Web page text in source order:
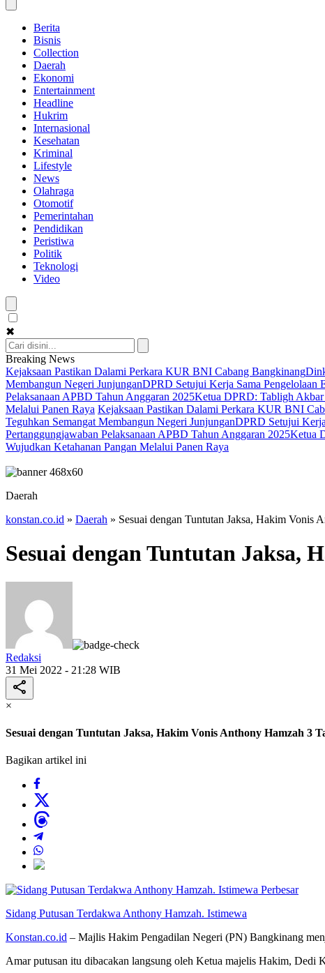
Berita
Bisnis
Collection
Daerah
Ekonomi
Entertainment
Headline
Hukrim
Internasional
Kesehatan
Kriminal
Lifestyle
News
Olahraga
Otomotif
Pemerintahan
Pendidikan
Peristiwa
Politik
Teknologi
Video
✖
Breaking News
Kejaksaan Pastikan Dalami Perkara KUR BNI Cabang Bangkinang
Membangun Negeri JunjunganDPRD Setujui Kerja Sama Pengelolaan
Pelaksanaan APBD Tahun Anggaran 2025Ketua DPRD: Tabligh Akbar
Melalui Panen Raya Kejaksaan Pastikan Dalami Perkara KUR BNI
Teguhkan Semangat Membangun Negeri JunjunganDPRD Setujui
Pertanggungjawaban Pelaksanaan APBD Tahun Anggaran 2025Ketua
Wujudkan Ketahanan Pangan Melalui Panen Raya
Daerah
konstan.co.id » Daerah » Sesuai dengan Tuntutan Jaksa, Hakim Vonis
Sesuai dengan Tuntutan Jaksa,
Redaksi
31 Mei 2022 - 21:28 WIB
×
Sesuai dengan Tuntutan Jaksa, Hakim Vonis Anthony Hamzah 3
Bagikan artikel ini
Perbesar
Sidang Putusan Terdakwa Anthony Hamzah. Istimewa
Konstan.co.id – Majlis Hakim Pengadilan Negeri (PN) Bangkinang
Amar putusan itu dibacakan langsung oleh Ketua majelis Hakim, Dedi